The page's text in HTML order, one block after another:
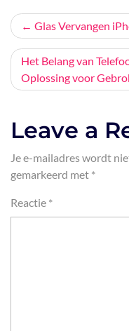
Bericht
navigatie
Glas Vervangen
Het Belang van
Oplossing voor
Leave a
Je e-mailadres wordt
gemarkeerd met *
Reactie *